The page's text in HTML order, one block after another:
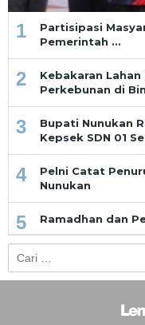
1
Partisipasi
Pemerintah …
2
Kebakaran
Perkebunan di
3
Bupati Nunukan
Kepsek SDN 01
4
Pelni Catat
Nunukan
5 Ramadhan dan
Cari
untuk: